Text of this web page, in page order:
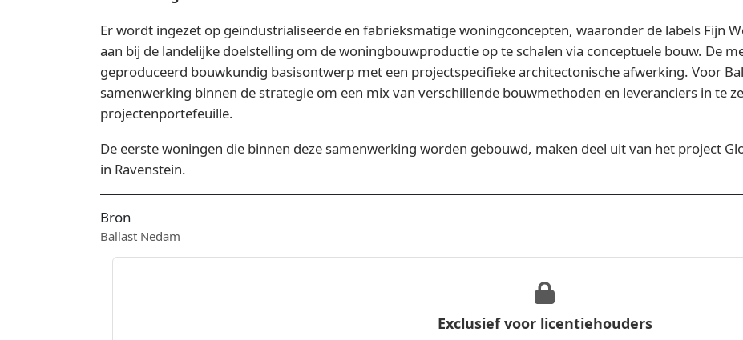
Er wordt ingezet op geïndustrialiseerde en fabrieksmatige woningconcepten, waaronder de labels Fijn
aan bij de landelijke doelstelling om de woningbouwproductie op te schalen via conceptuele bouw. De
geproduceerd bouwkundig basisontwerp met een projectspecifieke architectonische afwerking. Voor
samenwerking binnen de strategie om een mix van verschillende bouwmethoden en leveranciers in te
projectenportefeuille.
De eerste woningen die binnen deze samenwerking worden gebouwd, maken deel uit van het project
in Ravenstein.
Bron
Ballast Nedam
Exclusief voor licentiehouders